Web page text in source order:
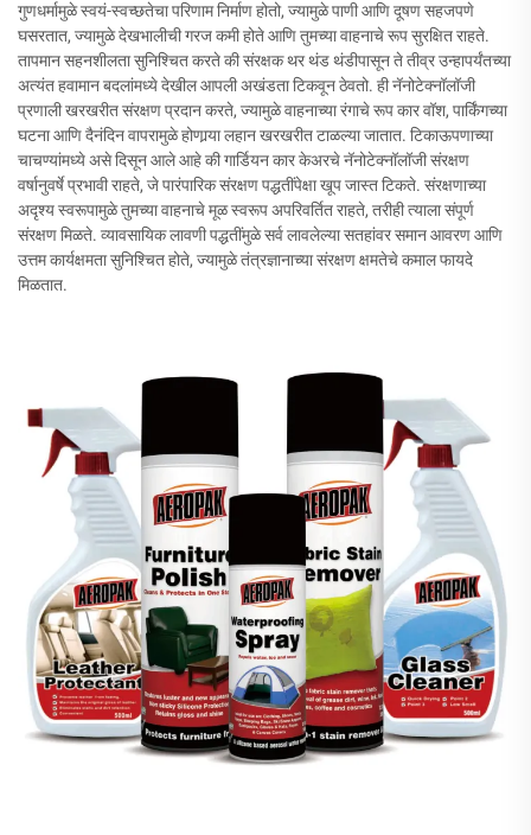
गुणधर्मामुळे स्वयं-स्वच्छतेचा परिणाम निर्माण होतो, ज्यामुळे पाणी आणि दूषण सहजपणे
घसरतात, ज्यामुळे देखभालीची गरज कमी होते आणि तुमच्या वाहनाचे रूप सुरक्षित राहते.
तापमान सहनशीलता सुनिश्चित करते की संरक्षक थर थंड थंडीपासून ते तीव्र उन्हापर्यंतच्या
अत्यंत हवामान बदलांमध्ये देखील आपली अखंडता टिकवून ठेवतो. ही नॅनोटेक्नॉलॉजी
प्रणाली खरखरीत संरक्षण प्रदान करते, ज्यामुळे वाहनाच्या रंगाचे रूप कार वॉश, पार्किंगच्या
घटना आणि दैनंदिन वापरामुळे होणार्‍या लहान खरखरीत टाळल्या जातात. टिकाऊपणाच्या
चाचण्यांमध्ये असे दिसून आले आहे की गार्डियन कार केअरचे नॅनोटेक्नॉलॉजी संरक्षण
वर्षानुवर्षे प्रभावी राहते, जे पारंपारिक संरक्षण पद्धतींपेक्षा खूप जास्त टिकते. संरक्षणाच्या
अदृश्य स्वरूपामुळे तुमच्या वाहनाचे मूळ स्वरूप अपरिवर्तित राहते, तरीही त्याला संपूर्ण
संरक्षण मिळते. व्यावसायिक लावणी पद्धतींमुळे सर्व लावलेल्या सतहांवर समान आवरण आणि
उत्तम कार्यक्षमता सुनिश्चित होते, ज्यामुळे तंत्रज्ञानाच्या संरक्षण क्षमतेचे कमाल फायदे
मिळतात.